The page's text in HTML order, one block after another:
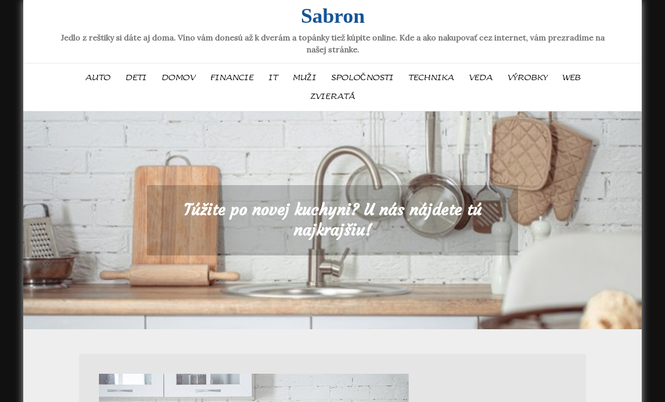
Sabron
Jedlo z reštiky si dáte aj doma. Víno vám donesú až k dverám a topánky tiež kúpite online. Kde a ako nakupovať cez internet, vám prezradíme na
našej stránke.
AUTO DETI DOMOV FINANCIE IT MUŽI SPOLOČNOSTI TECHNIKA VEDA VÝROBKY
WEB
ZVIERATÁ
Túžite po novej kuchyni? U nás nájdete tú
najkrajšiu!